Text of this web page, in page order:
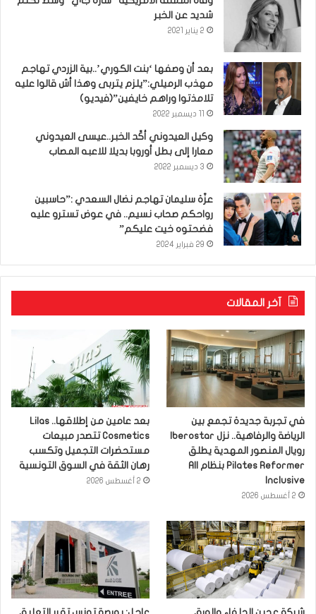
شديد عن الخبر
2 يناير 2021
بعد أن وصفها ‘بنت الكوري’..بية الزردي تهاجم
مهذب الرميلي:”يلزم يتربى وهذا أش قالوا عليه
تلامذتوا وراهم خايفين”(فيديو)
وكيل العيدوني أكّد الخبر..عيسى العيدوني
معارا إلى بطل أوروبا بديلا للاعبه المصاب
3 ديسمبر 2022
عزّة سليمان تهاجم نضال السعدي :”حاسبين
رواحكم صحاب نسيم.. في عوض تسترو عليه
فضحتوه خيت عليكم”
29 فبراير 2024
آخر المقالات
في تجربة جديدة تجمع بين
رويال المنصور المهدية يطلق
Pilates Reformer بنظام All
Inclusive
2 أغسطس 2026
بعد عامين من إطلاقها.. Lilas
Cosmetics تتصدر مبيعات
مستحضرات التجميل وتكسب
رهان الثقة في السوق التونسية
2 أغسطس 2026